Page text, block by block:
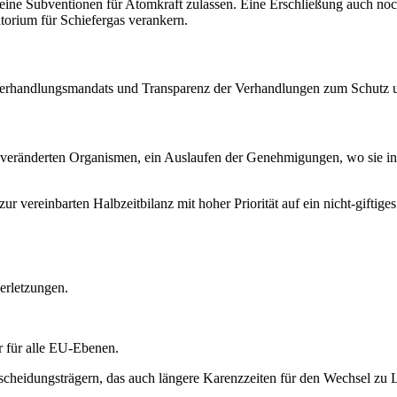
Subventionen für Atomkraft zulassen. Eine Erschließung auch
für Schiefergas verankern.
und Transparenz der Verhandlungen zum Schutz
Organismen, ein Auslaufen der Genehmigungen, wo sie
vereinbarten Halbzeitbilanz mit hoher Priorität auf ein nicht-
für alle EU-Ebenen.
das auch längere Karenzzeiten für den Wechsel